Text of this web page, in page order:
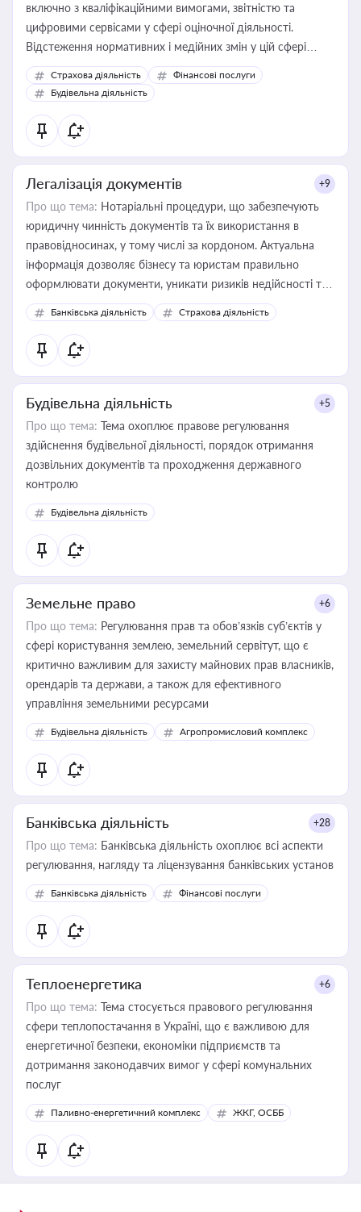
включно з кваліфікаційними вимогами, звітністю та
цифровими сервісами у сфері оціночної діяльності.
Відстеження нормативних і медійних змін у цій сфері
корисне для власника бізнесу, керівника, юриста або
бухгалтера під час оподаткування, приватизації, оренди
державного майна, корпоративних угод і перевірки
статусу суб'єктів оціночної діяльності
Страхова діяльність
Фінансові послуги
Будівельна діяльність
Легалізація документів +9
Про що тема: Нотаріальні процедури, що забезпечують
юридичну чинність документів та їх використання в
правовідносинах, у тому числі за кордоном. Актуальна
інформація дозволяє бізнесу та юристам правильно
оформлювати документи, уникати ризиків недійсності та
забезпечувати їх належне прийняття органами влади та
контрагентами
Банківська діяльність Страхова діяльність
Будівельна діяльність +5
Про що тема: Тема охоплює правове регулювання
здійснення будівельної діяльності, порядок отримання
дозвільних документів та проходження державного
контролю
Будівельна діяльність
Земельне право +6
Про що тема: Регулювання прав та обов’язків суб’єктів у
сфері користування землею, земельний сервітут, що є
критично важливим для захисту майнових прав власників,
орендарів та держави, а також для ефективного
управління земельними ресурсами
Будівельна діяльність Агропромисловий комплекс
Банківська діяльність +28
Про що тема: Банківська діяльність охоплює всі аспекти
регулювання, нагляду та ліцензування банківських установ
Банківська діяльність Фінансові послуги
Теплоенергетика +6
Про що тема: Тема стосується правового регулювання
сфери теплопостачання в Україні, що є важливою для
енергетичної безпеки, економіки підприємств та
дотримання законодавчих вимог у сфері комунальних
послуг
Паливно-енергетичний комплекс ЖКГ, ОСББ